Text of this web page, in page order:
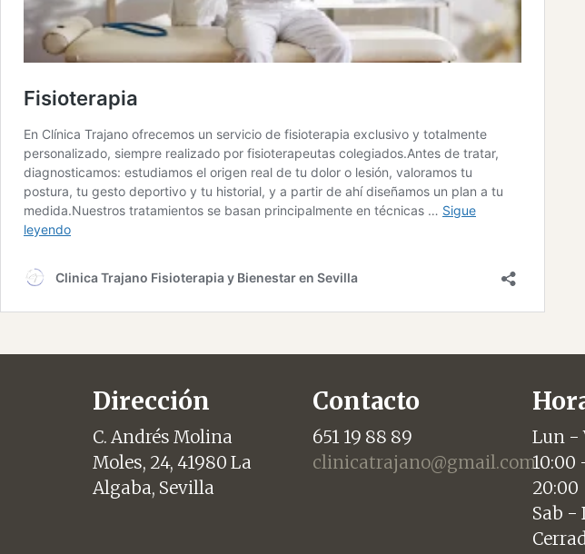
Dirección
C. Andrés Molina
Moles, 24, 41980 La
Algaba, Sevilla
Contacto
651 19 88 89
clinicatrajano@gmail.com
Lun -
10:00
20:00
Sab -